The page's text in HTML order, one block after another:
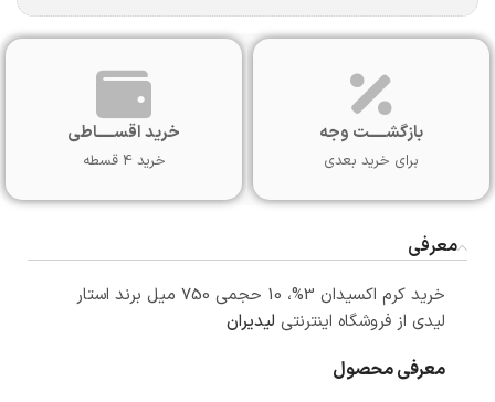
بازگشـــــت وجه
برای خرید بعدی
خرید اقســـــاطی
خرید 4 قسطه
معرفی
خرید کرم اکسیدان 3%، 10 حجمی 750 میل برند استار
لیدی از فروشگاه اینترنتی لیدیران
معرفی محصول